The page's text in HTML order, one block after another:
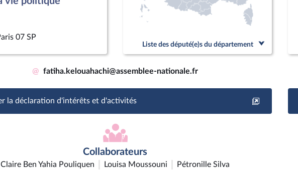
07 SP
Liste des député(e)s du département
@ fatiha.kelouahachi@assemblee-nationale.fr
la déclaration d'intérêts et d'activités
Collaborateurs
Claire Ben Yahia Pouliquen Louisa Moussouni Pétronille Silva